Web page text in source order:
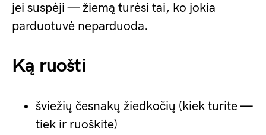
jei suspėji — žiemą turėsi tai, ko jokia
parduotuvė neparduoda.
Ką ruošti
šviežių česnakų žiedkočių (kiek turite —
tiek ir ruoškite)